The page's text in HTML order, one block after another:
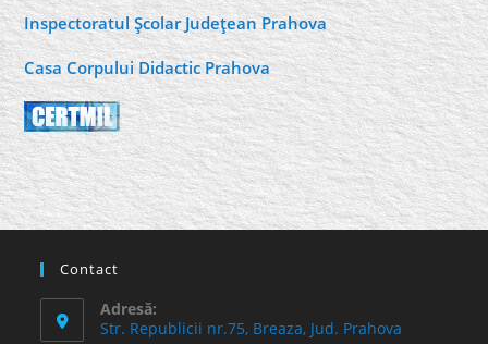
Inspectoratul Şcolar Judeţean Prahova
Casa Corpului Didactic Prahova
Contact
Adresă:
Str. Republicii nr.75, Breaza, Jud. Prahova